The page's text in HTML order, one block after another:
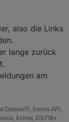
(ob mit oder
zur
wird das
dann auf ein
statischer
die Daten ;) ).
jeder sein
die Platzhalter
also die Links
lange zurück
am
Sonos API,
Echos, DS718+